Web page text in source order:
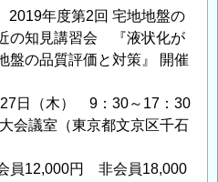
年度第2回 宅地地盤の
の知見講習会 『液状化が
盤の品質評価と対策』 開催
日（木） 9：30～17：30
議室（東京都文京区千石
12,000円 非会員18,000